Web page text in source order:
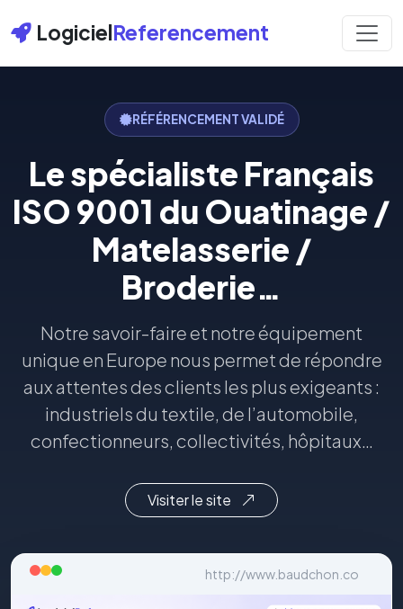
LogicielReferencement
RÉFÉRENCEMENT VALIDÉ
Le spécialiste Français
ISO 9001 du Ouatinage /
Matelasserie /
Broderie…
Notre savoir-faire et notre équipement
unique en Europe nous permet de répondre
aux attentes des clients les plus exigeants :
industriels du textile, de l’automobile,
confectionneurs, collectivités, hôpitaux…
Visiter le site
http://www.baudchon.co